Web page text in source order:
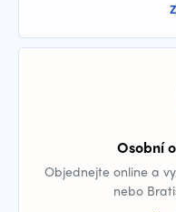
Osobní
Objednejte online a
nebo